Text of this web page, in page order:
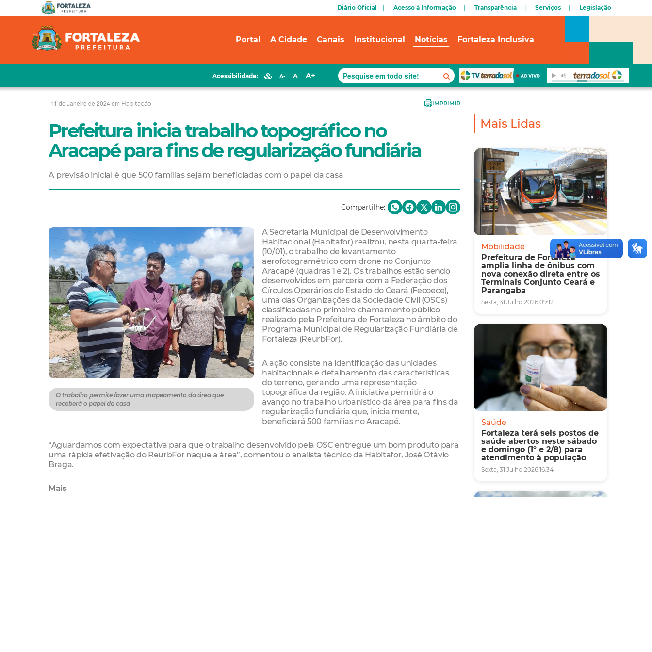
Diário Oficial Acesso à Informação Transparência Serviços Legislação
Portal A Cidade Canais Institucional Notícias Fortaleza Inclusiva
Acessibilidade: A- A A+
11 de Janeiro de 2024 em Habitação IMPRIMIR
Prefeitura inicia trabalho topográfico no
Aracapé para fins de regularização fundiária
A previsão inicial é que 500 famílias sejam beneficiadas com o papel da casa
Compartilhe:
O trabalho permite fazer uma mapeamento da área que
receberá o papel da casa
A Secretaria Municipal de Desenvolvimento
Habitacional (Habitafor) realizou, nesta quarta-feira
(10/01), o trabalho de levantamento
aerofotogramétrico com drone no Conjunto
Aracapé (quadras 1 e 2). Os trabalhos estão sendo
desenvolvidos em parceria com a Federação dos
Círculos Operários do Estado do Ceará (Fecoece),
uma das Organizações da Sociedade Civil (OSCs)
classificadas no primeiro chamamento público
realizado pela Prefeitura de Fortaleza no âmbito do
Programa Municipal de Regularização Fundiária de
Fortaleza (ReurbFor).
A ação consiste na identificação das unidades
habitacionais e detalhamento das características
do terreno, gerando uma representação
topográfica da região. A iniciativa permitirá o
avanço no trabalho urbanístico da área para fins da
regularização fundiária que, inicialmente,
beneficiará 500 famílias no Aracapé.
“Aguardamos com expectativa para que o trabalho desenvolvido pela OSC entregue um bom produto para
uma rápida efetivação do ReurbFor naquela área”, comentou o analista técnico da Habitafor, José Otávio
Braga.
Mais
Mais Lidas
Mobilidade
Prefeitura de Fortaleza
amplia linha de ônibus com
nova conexão direta entre os
Terminais Conjunto Ceará e
Parangaba
Sexta, 31 Julho 2026 09:12
Saúde
Fortaleza terá seis postos de
saúde abertos neste sábado
e domingo (1º e 2/8) para
atendimento à população
Sexta, 31 Julho 2026 16:34